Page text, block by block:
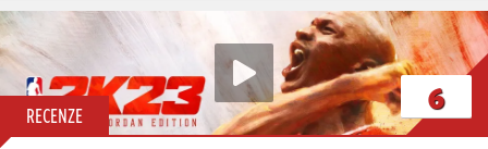
RECENZE 6